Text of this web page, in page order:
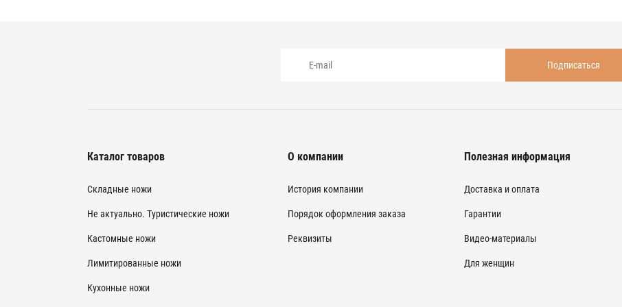
Каталог товаров
Складные ножи
Не актуально. Туристические ножи
Кастомные ножи
Лимитированные ножи
Кухонные ножи
О компании
История компании
Порядок оформления заказа
Реквизиты
Полезная информация
Доставка и оплата
Гарантии
Видео-материалы
Для женщин